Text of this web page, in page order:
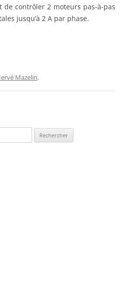
de contrôler 2 moteurs pas-à-pas
jusqu’à 2 A par phase.
Mazelin.